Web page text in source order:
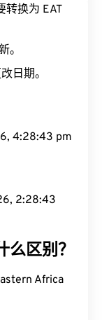
转换为 EAT
。
日期。
4:28:44 pm
2:28:44
区别？
Africa